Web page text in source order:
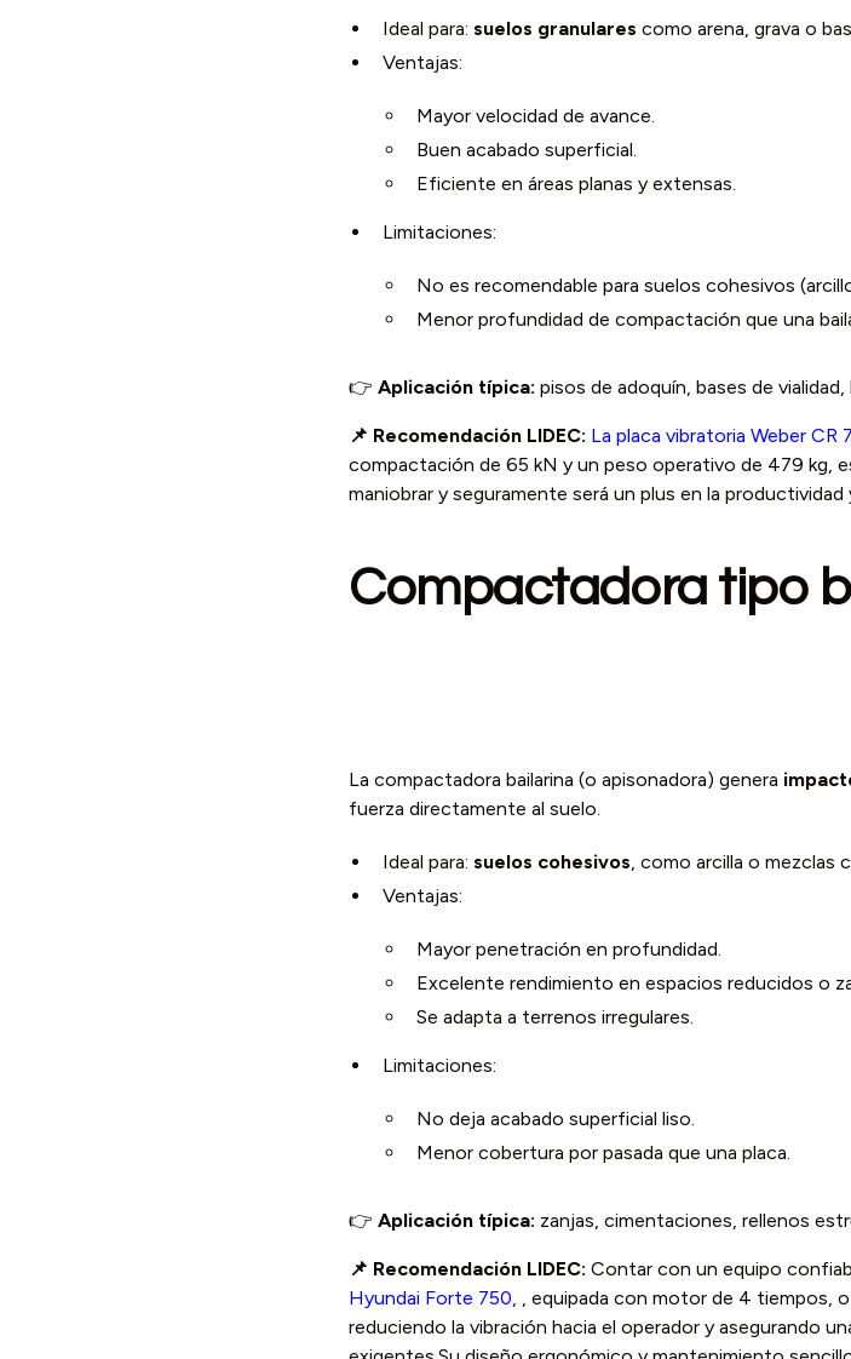
Ideal para: suelos granulares como arena, grava o
Ventajas:
Mayor velocidad de avance.
Buen acabado superficial.
Eficiente en áreas planas y extensas.
Limitaciones:
No es recomendable para suelos cohesivos
Menor profundidad de compactación que una
👉 Aplicación típica: pisos de adoquín, bases de
📌 Recomendación LIDEC: La placa vibratoria Weber CR
compactación de 65 kN y un peso operativo de 479 kg,
maniobrar y seguramente será un plus en la
Compactadora tipo
La compactadora bailarina (o apisonadora) genera
fuerza directamente al suelo.
Ideal para: suelos cohesivos, como arcilla o mezclas
Ventajas:
Mayor penetración en profundidad.
Excelente rendimiento en espacios reducidos o
Se adapta a terrenos irregulares.
Limitaciones:
No deja acabado superficial liso.
Menor cobertura por pasada que una placa.
👉 Aplicación típica: zanjas, cimentaciones, rellenos
📌 Recomendación LIDEC: Contar con un equipo
Hyundai Forte 750, , equipada con motor de 4 tiempos,
reduciendo la vibración hacia el operador y asegurando